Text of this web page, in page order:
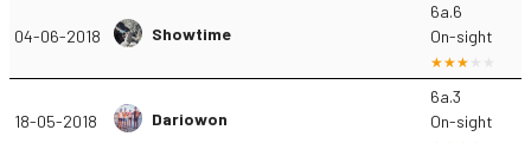
04-06-2018 Showtime
6a.6
On-sight
18-05-2018 Dariowon
6a.3
On-sight